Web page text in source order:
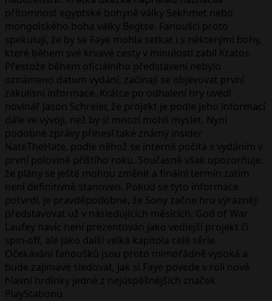
přítomnost egyptské bohyně války Sekhmet nebo
mongolského boha války Begtse. Fanoušci proto
spekulují, že by se Faye mohla setkat i s některými bohy,
které během své krvavé cesty v minulosti zabil Kratos.
Přestože během oficiálního představení nebylo
oznámeno datum vydání, začínají se objevovat první
zákulisní informace. Krátce po odhalení hry uvedl
novinář Jason Schreier, že projekt je podle jeho informací
dále ve vývoji, než by si mnozí mohli myslet. Nyní
podobné zprávy přinesl také známý insider
NateTheHate, podle něhož se interně počítá s vydáním v
první polovině příštího roku. Současně však upozorňuje,
že plány se ještě mohou změnit a finální termín zatím
není definitivně stanoven. Pokud se tyto informace
potvrdí, je pravděpodobné, že Sony začne hru výrazněji
představovat už v následujících měsících. God of War
Laufey navíc není prezentován jako vedlejší projekt či
spin-off, ale jako další velká kapitola celé série.
Očekávání fanoušků jsou proto mimořádně vysoká a
bude zajímavé sledovat, jak si Faye povede v roli nové
hlavní hrdinky jedné z nejúspěšnějších značek
PlayStationu.